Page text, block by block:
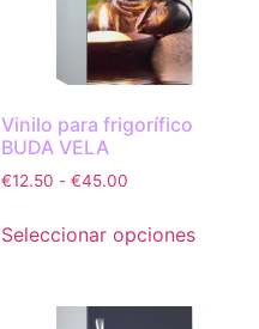
Vinilo para frigorífico
BUDA VELA
€12.50 - €45.00
Seleccionar opciones